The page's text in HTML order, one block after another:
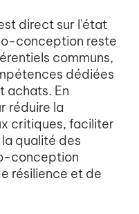
direct sur l'état
conception reste
communs,
dédiées
achats. En
réduire la
critiques, faciliter
qualité des
conception
résilience et de